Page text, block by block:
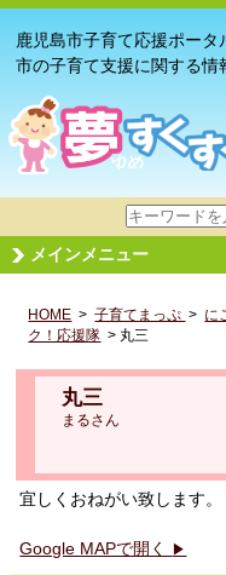
鹿児島市子育て応援ポー
市の子育て支援に関する情
サ
イ
ト
検
索
メインメニュー
HOME >子育てまっぷ > に
ク！応援隊 > 丸三
丸三
まるさん
宜しくおねがい致します。
Google MAPで開く ▶